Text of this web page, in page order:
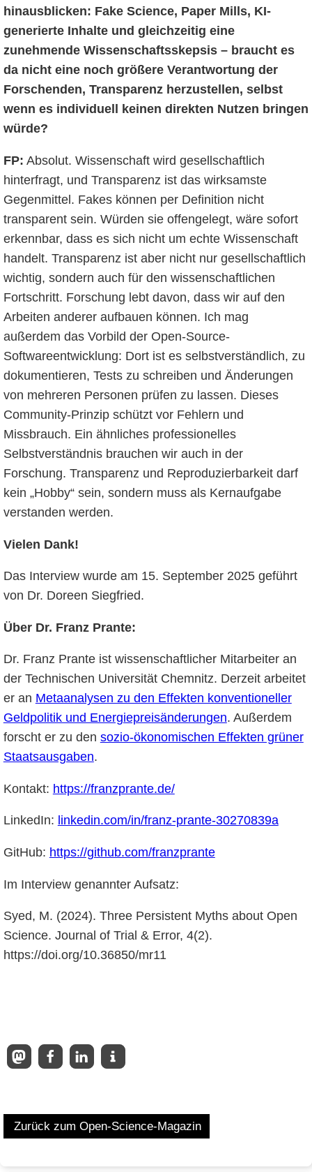
hinausblicken: Fake Science, Paper Mills, KI-
generierte Inhalte und gleichzeitig eine
zunehmende Wissenschaftsskepsis – braucht es
da nicht eine noch größere Verantwortung der
Forschenden, Transparenz herzustellen, selbst
wenn es individuell keinen direkten Nutzen bringen
würde?
FP: Absolut. Wissenschaft wird gesellschaftlich
hinterfragt, und Transparenz ist das wirksamste
Gegenmittel. Fakes können per Definition nicht
transparent sein. Würden sie offengelegt, wäre sofort
erkennbar, dass es sich nicht um echte Wissenschaft
handelt. Transparenz ist aber nicht nur gesellschaftlich
wichtig, sondern auch für den wissenschaftlichen
Fortschritt. Forschung lebt davon, dass wir auf den
Arbeiten anderer aufbauen können. Ich mag
außerdem das Vorbild der Open-Source-
Softwareentwicklung: Dort ist es selbstverständlich, zu
dokumentieren, Tests zu schreiben und Änderungen
von mehreren Personen prüfen zu lassen. Dieses
Community-Prinzip schützt vor Fehlern und
Missbrauch. Ein ähnliches professionelles
Selbstverständnis brauchen wir auch in der
Forschung. Transparenz und Reproduzierbarkeit darf
kein „Hobby“ sein, sondern muss als Kernaufgabe
verstanden werden.
Vielen Dank!
Das Interview wurde am 15. September 2025 geführt
von Dr. Doreen Siegfried.
Über Dr. Franz Prante:
Dr. Franz Prante ist wissenschaftlicher Mitarbeiter an
der Technischen Universität Chemnitz. Derzeit arbeitet
er an Metaanalysen zu den Effekten konventioneller
Geldpolitik und Energiepreisänderungen. Außerdem
forscht er zu den sozio-ökonomischen Effekten grüner
Staatsausgaben.
Kontakt: https://franzprante.de/
LinkedIn: linkedin.com/in/franz-prante-30270839a
GitHub: https://github.com/franzprante
Im Interview genannter Aufsatz:
Syed, M. (2024). Three Persistent Myths about Open
Science. Journal of Trial & Error, 4(2).
https://doi.org/10.36850/mr11
Zurück zum Open-Science-Magazin